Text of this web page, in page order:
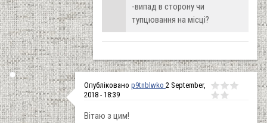
-випад в сторону чи
тупцювання на місці?
Опубліковано p9tnblwko 2 September,
2018 - 18:39
Вітаю з цим!